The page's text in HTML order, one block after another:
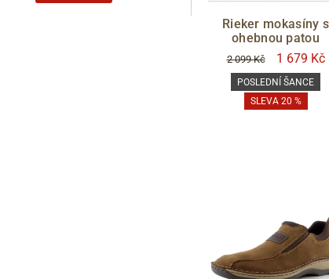
Rieker mokasíny s
ohebnou patou
2 099 Kč 1 679 Kč
POSLEDNÍ ŠANCE
SLEVA 20 %